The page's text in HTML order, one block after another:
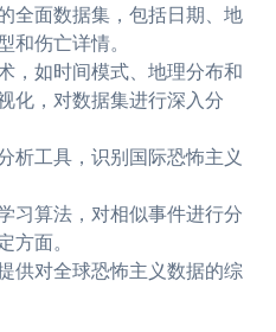
全面数据集，包括日期、地
和伤亡详情。
，如时间模式、地理分布和
化，对数据集进行深入分
析工具，识别国际恐怖主义
习算法，对相似事件进行分
面。
供对全球恐怖主义数据的综